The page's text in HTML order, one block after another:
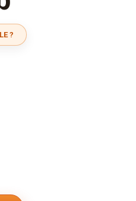
?